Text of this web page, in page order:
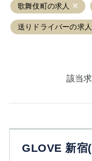
歌舞伎町の求人
送りドライバーの求人
該当
GLOVE 新宿
渋谷
錦糸町
八王子
①六本木 ②西
赤坂